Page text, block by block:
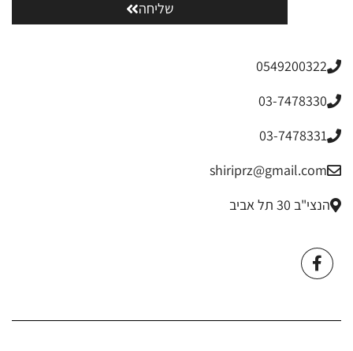
שליחה
0549200322
03-7478330
03-7478331
shiriprz@gmail.com
הנצי"ב 30 תל אביב